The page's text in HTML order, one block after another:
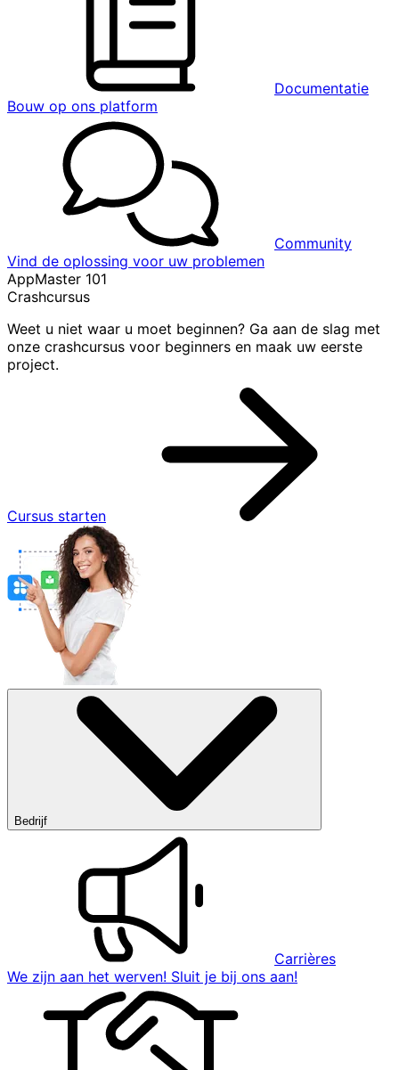
Documentatie
Bouw op ons platform
Community
Vind de oplossing voor uw problemen
AppMaster 101
Crashcursus
Weet u niet waar u moet beginnen? Ga aan de slag met
onze crashcursus voor beginners en maak uw eerste
project.
Cursus starten
Bedrijf
Carrières
We zijn aan het werven! Sluit je bij ons aan!